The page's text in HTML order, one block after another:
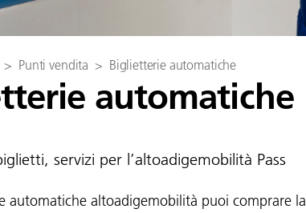
> Punti vendita > Biglietterie automatiche
automatiche
servizi per l’altoadigemobilità Pass
automatiche altoadigemobilità puoi comprare la